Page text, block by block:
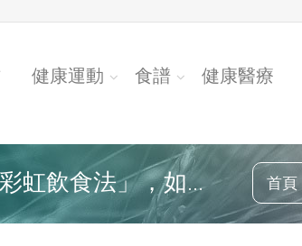
健康運動 食譜 健康醫療
虹飲食法」，如... 首頁